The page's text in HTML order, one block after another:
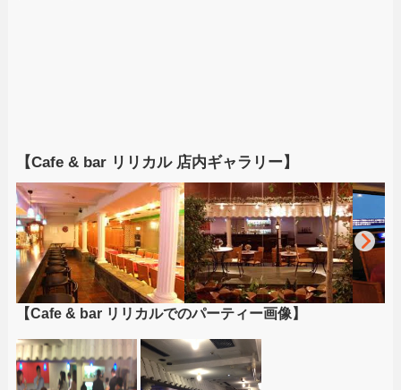
【Cafe & bar リリカル 店内ギャラリー】
【Cafe & bar リリカルでのパーティー画像】